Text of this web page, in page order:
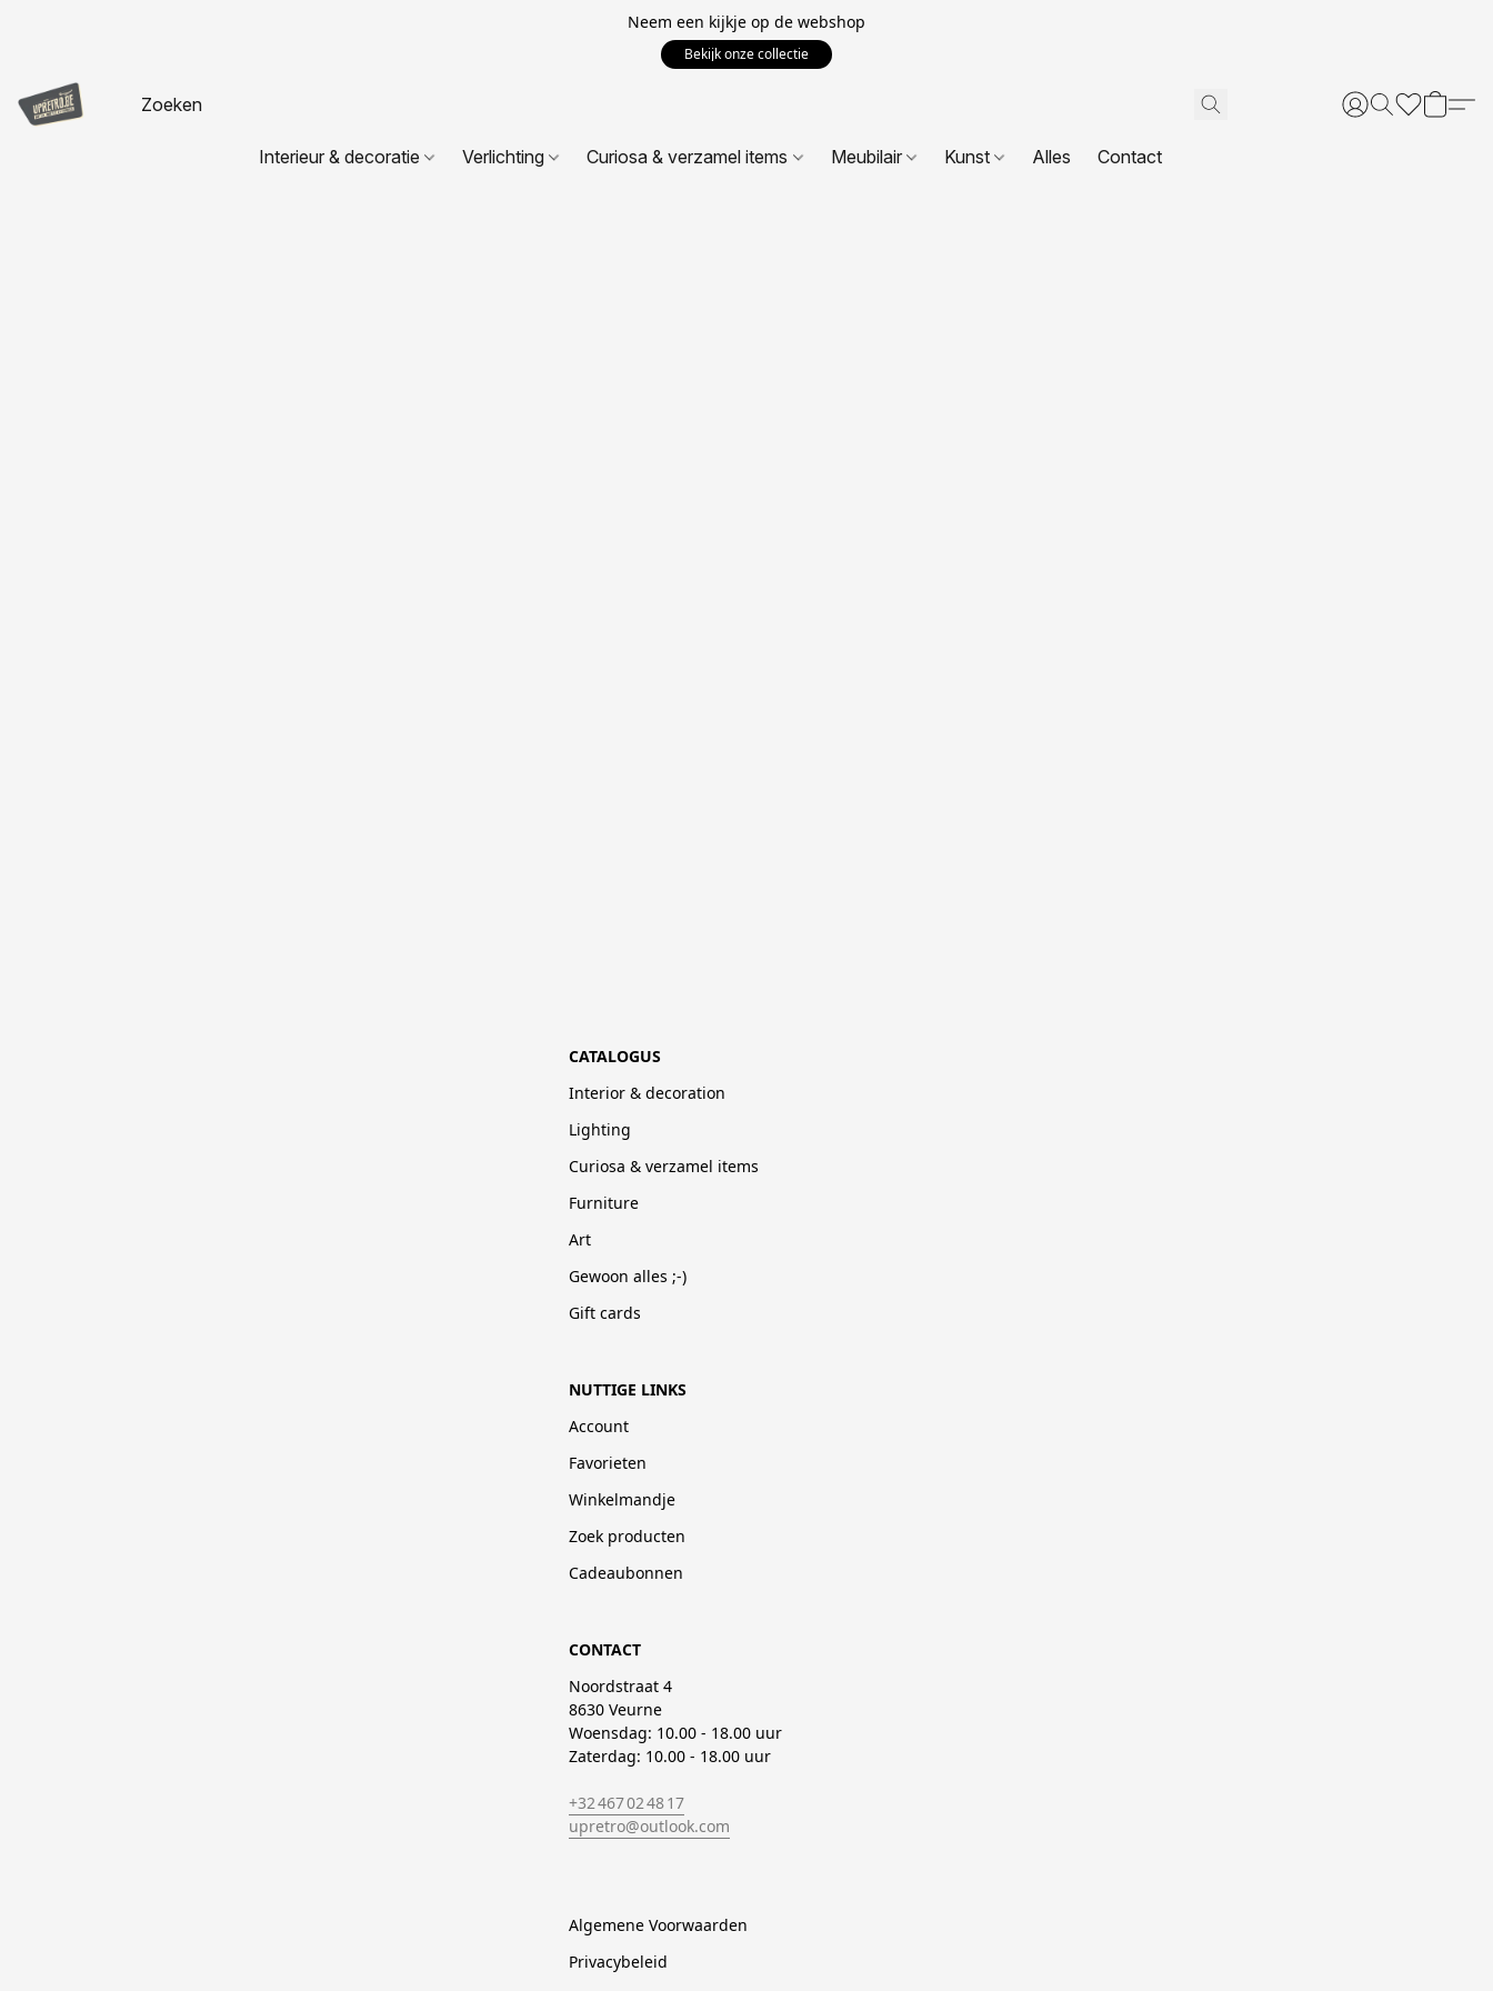
Neem een kijkje op de webshop
Bekijk onze collectie
Interieur & decoratie Verlichting Curiosa & verzamel items Meubilair Kunst Alles Contact
CATALOGUS
Interior & decoration
Lighting
Curiosa & verzamel items
Furniture
Art
Gewoon alles ;-)
Gift cards
NUTTIGE LINKS
Account
Favorieten
Winkelmandje
Zoek producten
Cadeaubonnen
CONTACT
Noordstraat 4
8630 Veurne
Woensdag: 10.00 - 18.00 uur
Zaterdag: 10.00 - 18.00 uur
+32 467 02 48 17
upretro@outlook.com
Algemene Voorwaarden
Privacybeleid